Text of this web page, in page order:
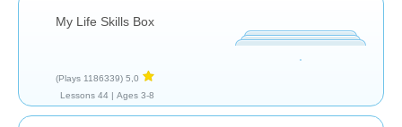
My Life Skills Box
5,0
(1186339 Plays)
Ages 3-8 |
44 Lessons